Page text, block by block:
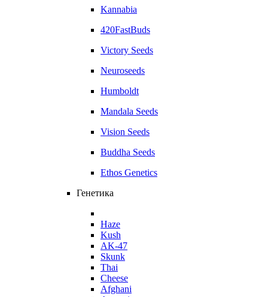
Kannabia
420FastBuds
Victory Seeds
Neuroseeds
Humboldt
Mandala Seeds
Vision Seeds
Buddha Seeds
Ethos Genetics
Генетика
Haze
Kush
AK-47
Skunk
Thai
Cheese
Afghani